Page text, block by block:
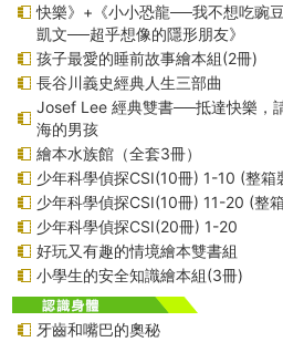
快樂》+《小小恐龍──我不想吃豌
凱文──超乎想像的隱形朋友》
孩子最愛的睡前故事繪本組(2冊)
長谷川義史經典人生三部曲
Josef Lee 經典雙書──抵達快樂，
海的男孩
繪本水族館（全套3冊）
少年科學偵探CSI(10冊) 1-10 (整箱
少年科學偵探CSI(10冊) 11-20 (整
少年科學偵探CSI(20冊) 1-20
好玩又有趣的情境繪本雙書組
小學生的安全知識繪本組(3冊)
牙齒和嘴巴的奧秘